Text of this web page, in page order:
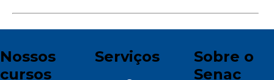
Nossos
cursos
Serviços
Sobre o
Senac